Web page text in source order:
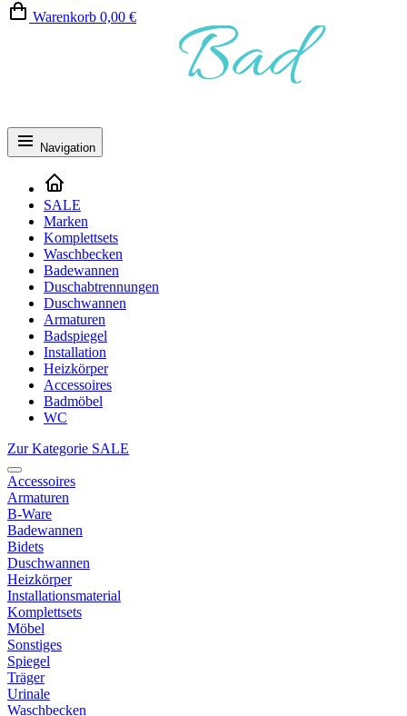
Warenkorb 0,00 €
Navigation
SALE
Marken
Komplettsets
Waschbecken
Badewannen
Duschabtrennungen
Duschwannen
Armaturen
Badspiegel
Installation
Heizkörper
Accessoires
Badmöbel
WC
Zur Kategorie SALE
Accessoires
Armaturen
B-Ware
Badewannen
Bidets
Duschwannen
Heizkörper
Installationsmaterial
Komplettsets
Möbel
Sonstiges
Spiegel
Träger
Urinale
Waschbecken